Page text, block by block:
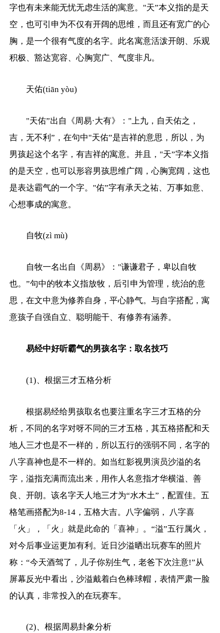
字也有未来能无忧无虑生活的寓意。"天”本义指的是天
空，也可引申为不仅有开阔的思维，而且还有宽广的心
胸，是一个很有气度的名字。此名寓意活泼开朗、乐观
积极、豁达宽容、心胸宽广、气度非凡。
天佑(tiān yòu)
"天佑”出自《周易·大有》："上九，自天佑之，
吉，无不利”，在句中"天佑”是吉祥的意思，所以，为
男孩起这个名字，有吉祥的寓意。并且，"天”字本义指
的是天空，也可以形容男孩思维广阔，心胸宽阔，这也
是表达霸气的一个字。"佑”字有承天之祐、万事如意、
心想事成的寓意。
自牧(zì mù)
自牧一名出自《周易》："谦谦君子，卑以自牧
也。”句中的牧本义指放牧，后引申为管理，统治的意
思，在文中意为修养自身，平心静气。与自字搭配，寓
意孩子自强自立、聪明能干、有修养有涵养。
易经中好听霸气的男孩名字：取名技巧
(1)、根据三才五格分析
根据易经给男孩取名也要注重名字三才五格的分
析，不同的名字对呀不同的三才五格，其五格搭配和天
地人三才也是不一样的，所以五行的强弱不同，名字的
八字喜神也是不一样的。如当红影视男演员沙溢的名
字，溢指充满而流出来，用作人名意指才华横溢、善
良、开朗。该名字天人地三才为“水木土”，配置佳。五
格笔画搭配为8-14，五格大吉。八字偏弱， 八字喜
「火」，「火」就是此命的「喜神」。“溢”五行属火，
对今后事业运更加有利。近日沙溢晒出玩赛车的照片
称：“今天酒驾了，儿子你别生气，老爸下次注意!”从
屏幕反光中看出，沙溢戴着白色棒球帽，表情严肃一脸
的认真，非常投入的在玩赛车。
(2)、根据周易卦象分析